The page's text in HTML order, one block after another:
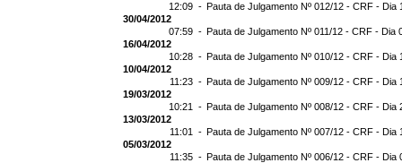
12:09 - Pauta de Julgamento Nº 012/12 - CRF - Dia
30/04/2012
07:59 - Pauta de Julgamento Nº 011/12 - CRF - Dia
16/04/2012
10:28 - Pauta de Julgamento Nº 010/12 - CRF - Dia
10/04/2012
11:23 - Pauta de Julgamento Nº 009/12 - CRF - Dia
19/03/2012
10:21 - Pauta de Julgamento Nº 008/12 - CRF - Dia
13/03/2012
11:01 - Pauta de Julgamento Nº 007/12 - CRF - Dia
05/03/2012
11:35 - Pauta de Julgamento Nº 006/12 - CRF - Dia